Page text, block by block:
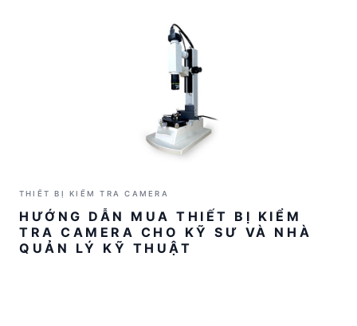
THIẾT BỊ KIỂM TRA CAMERA
HƯỚNG DẪN MUA THIẾT BỊ KIỂM
TRA CAMERA CHO KỸ SƯ VÀ NHÀ
QUẢN LÝ KỸ THUẬT